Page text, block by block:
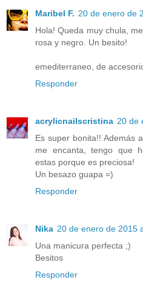
Maribel F. 20 de enero de
Hola! Queda muy chula,
rosa y negro. Un besito!
emediterraneo, de
Responder
acrylicnailscristina 20 de
Es super bonita!! Además
me encanta, tengo que
estas porque es preciosa!
Un besazo guapa =)
Responder
Nika 20 de enero de 2015
Una manicura perfecta ;)
Besitos
Responder